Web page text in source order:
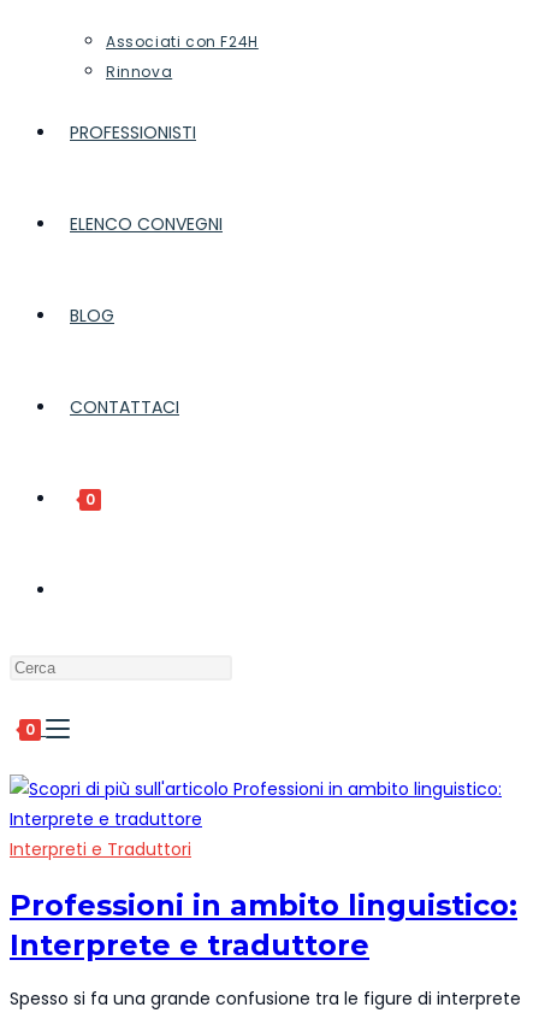
Associati con F24H
Rinnova
PROFESSIONISTI
ELENCO CONVEGNI
BLOG
CONTATTACI
0
SUL
SITO
the
0
Interpreti e Traduttori
Professioni in ambito linguistico:
Interprete e traduttore
Spesso si fa una grande confusione tra le figure di interprete